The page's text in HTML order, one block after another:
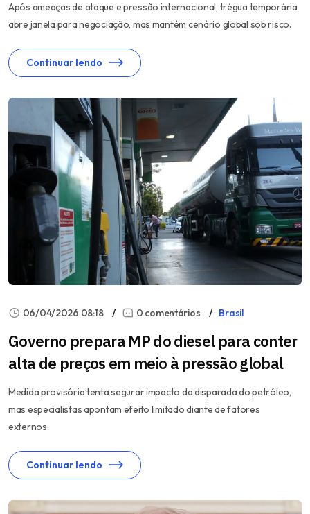
Após ameaças de ataque e pressão internacional, trégua temporária
abre janela para negociação, mas mantém cenário global sob risco.
Continuar lendo
06/04/2026 08:18 0 comentários Brasil
Governo prepara MP do diesel para conter
alta de preços em meio à pressão global
Medida provisória tenta segurar impacto da disparada do petróleo,
mas especialistas apontam efeito limitado diante de fatores
externos.
Continuar lendo